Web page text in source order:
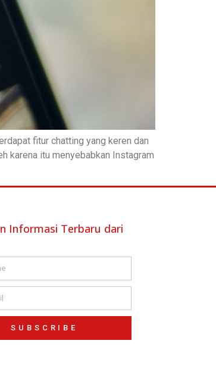
fitur chatting yang keren dan
karena itu menyebabkan Instagram
Informasi Terbaru dari
SUBSCRIBE